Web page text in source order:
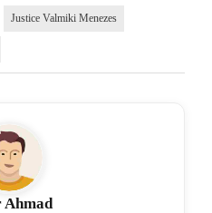
Justice Valmiki Menezes